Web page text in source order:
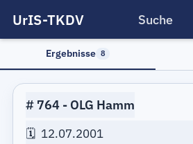
UrIS-TKDV Suche
Ergebnisse 8
764 OLG Hamm
12.07.2001